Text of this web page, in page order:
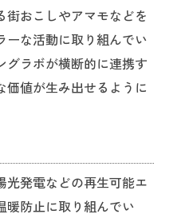
街おこしやアマモなどを
ーな活動に取り組んでい
グラボが横断的に連携す
価値が生み出せるように
光発電などの再生可能エ
暖防止に取り組んでい